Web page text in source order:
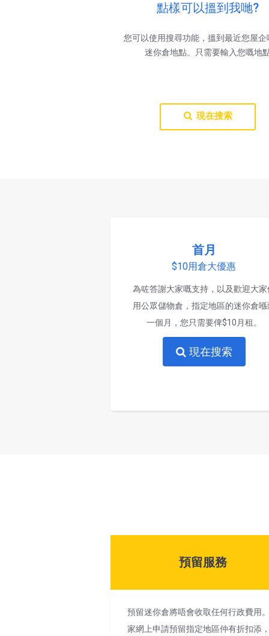
點樣可以搵到我哋?
您可以使用搜尋功能，搵到最近您屋企
迷你倉地點。只需要輸入您嘅地
現在搜索
首月
$10用倉大優惠
為咗答謝大家嘅支持，以及歡迎大家
用公眾儲物倉，指定地區的迷你倉喺
一個月，您只需要俾$10月租。
現在搜索
預留服務
預留迷你倉將唔會收取任何行政費用
家網上申請預留指定地區仲有折扣添